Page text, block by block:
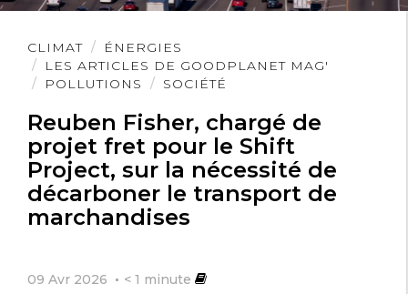
CLIMAT
ÉNERGIES
LES ARTICLES DE GOODPLANET MAG'
POLLUTIONS
SOCIÉTÉ
Reuben Fisher, chargé de
projet fret pour le Shift
Project, sur la nécessité de
décarboner le transport de
marchandises
09 Avr 2026 < 1 minute
Lire
l'article